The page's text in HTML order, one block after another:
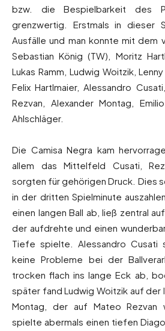
bzw. die Bespielbarkeit des
grenzwertig. Erstmals in dieser
Ausfälle und man konnte mit dem
Sebastian König (TW), Moritz
Lukas Ramm, Ludwig Woitzik,
Felix Hartlmaier, Alessandro
Rezvan, Alexander Montag,
Ahlschläger.
Die Camisa Negra kam
allem das Mittelfeld Cusati,
sorgten für gehörigen Druck. Dies
in der dritten Spielminute
einen langen Ball ab, ließ zentral
der aufdrehte und einen
Tiefe spielte. Alessandro Cusati
keine Probleme bei der
trocken flach ins lange Eck ab,
später fand Ludwig Woitzik auf der
Montag, der auf Mateo Rezvan
spielte abermals einen tiefen